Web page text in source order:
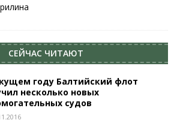
СЕЙЧАС ЧИТАЮТ
году Балтийский флот
несколько новых
судов